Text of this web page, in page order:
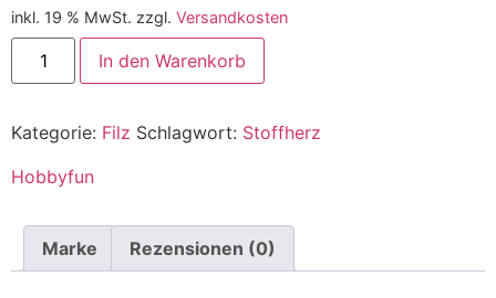
inkl. 19 % MwSt. zzgl. Versandkosten
In den Warenkorb
Kategorie: Filz Schlagwort: Stoffherz
Hobbyfun
Marke Rezensionen (0)